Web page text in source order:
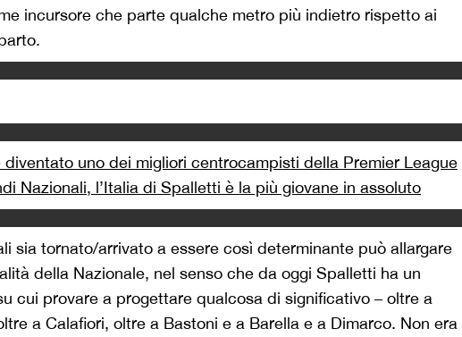
incursore che parte qualche metro più indietro rispetto ai
diventato uno dei migliori centrocampisti della Premier League
Nazionali, l’Italia di Spalletti è la più giovane in assoluto
sia tornato/arrivato a essere così determinante può allargare
della Nazionale, nel senso che da oggi Spalletti ha un
cui provare a progettare qualcosa di significativo – oltre a
a Calafiori, oltre a Bastoni e a Barella e a Dimarco. Non era